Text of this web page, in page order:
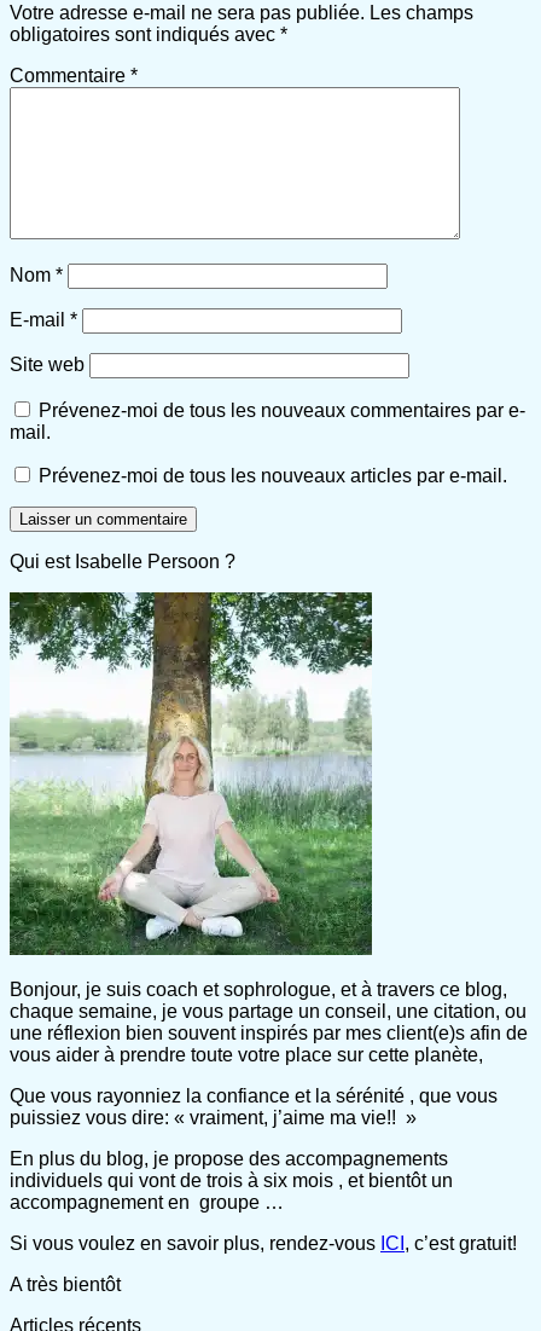
Votre adresse e-mail ne sera pas publiée. Les champs
obligatoires sont indiqués avec *
Commentaire *
Nom *
E-mail *
Site web
Prévenez-moi de tous les nouveaux commentaires par e-
mail.
Prévenez-moi de tous les nouveaux articles par e-mail.
Qui est Isabelle Persoon ?
Bonjour, je suis coach et sophrologue, et à travers ce blog,
chaque semaine, je vous partage un conseil, une citation, ou
une réflexion bien souvent inspirés par mes client(e)s afin de
vous aider à prendre toute votre place sur cette planète,
Que vous rayonniez la confiance et la sérénité , que vous
puissiez vous dire: « vraiment, j’aime ma vie!! »
En plus du blog, je propose des accompagnements
individuels qui vont de trois à six mois , et bientôt un
accompagnement en groupe …
Si vous voulez en savoir plus, rendez-vous ICI , c’est gratuit!
A très bientôt
Articles récents